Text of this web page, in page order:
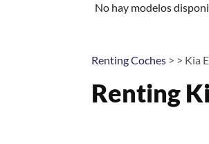
No hay modelos
Renting Coches > > Kia
Renting